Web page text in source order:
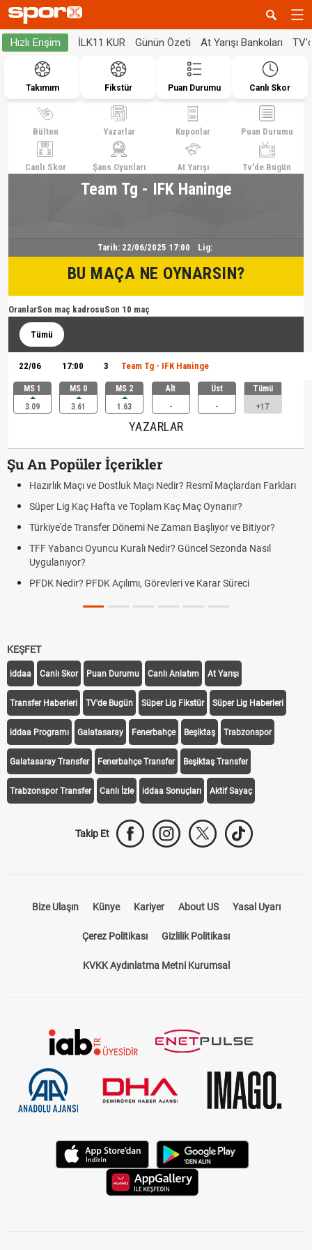
Hızlı Erişim İLK11 KUR Günün Özeti At Yarışı Bankoları
Takımım Fikstür Puan Durumu Canlı Skor
Bülten Yazarlar Kuponlar Puan Durumu
Canlı Skor Şans Oyunları At Yarışı Tv'de Bugün
Team Tg - IFK Haninge
Tarih: 22/06/2025 17:00 Lig:
BU MAÇA NE OYNARSIN?
OranlarSon maç kadrosuSon 10 maç
Tümü
22/06 17:00 3 Team Tg - IFK Haninge
MS 1
3.09
MS 0
3.61
MS 2
1.63
Alt
-
Üst
-
Tümü
+17
YAZARLAR
Şu An Popüler İçerikler
Hazırlık Maçı ve Dostluk Maçı Nedir? Resmî Maçlardan Farkları
Süper Lig Kaç Hafta ve Toplam Kaç Maç Oynanır?
Türkiye'de Transfer Dönemi Ne Zaman Başlıyor ve Bitiyor?
TFF Yabancı Oyuncu Kuralı Nedir? Güncel Sezonda Nasıl
Uygulanıyor?
PFDK Nedir? PFDK Açılımı, Görevleri ve Karar Süreci
KEŞFET
iddaa Canlı Skor Puan Durumu Canlı Anlatım At Yarışı
Transfer Haberleri TV'de Bugün Süper Lig Fikstür Süper Lig Haberleri
iddaa Programı Galatasaray Fenerbahçe Beşiktaş Trabzonspor
Galatasaray Transfer Fenerbahçe Transfer Beşiktaş Transfer
Trabzonspor Transfer Canlı İzle iddaa Sonuçları Aktif Sayaç
Takip Et
Bize Ulaşın Künye Kariyer About US Yasal Uyarı
Çerez Politikası Gizlilik Politikası
KVKK Aydınlatma Metni Kurumsal